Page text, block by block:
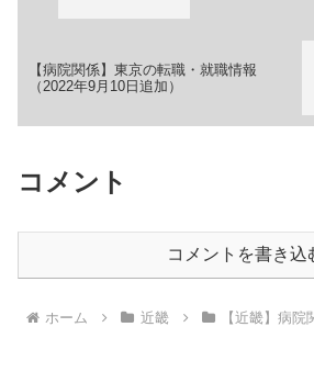
【病院関係】東京の転職・就職情報
（2022年9月10日追加）
コメント
コメントを書き込
ホーム 近畿 【近畿】病院